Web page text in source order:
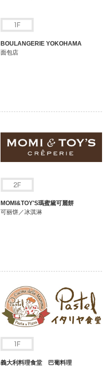
BOULANGERIE YOKOHAMA
面包店
MOMI&TOY'S瑪蜜黛可麗餅
可丽饼／冰淇淋
義大利料理食堂 巴葡料理